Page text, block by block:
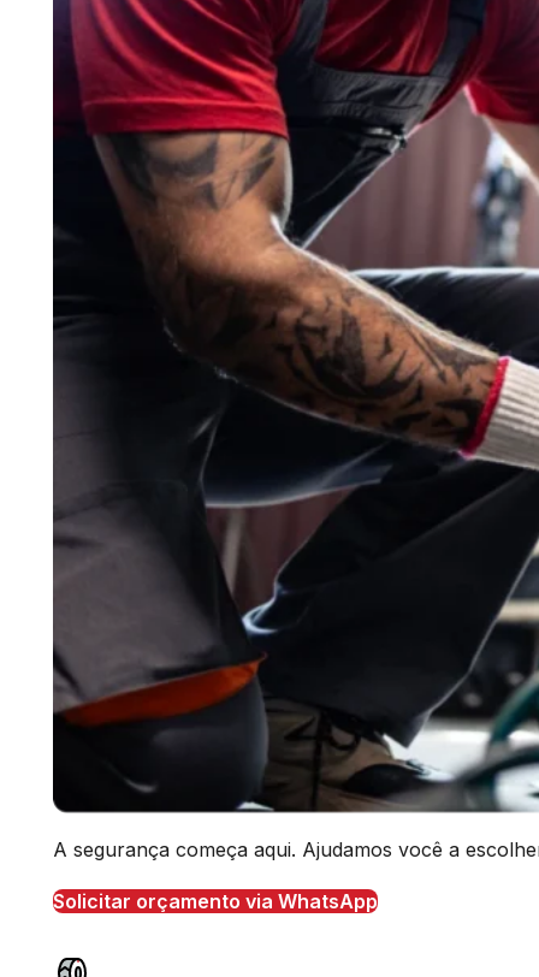
A segurança começa aqui. Ajudamos você a
Solicitar orçamento via WhatsApp